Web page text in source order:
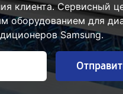
клиента. Сервисный
оборудованием для
Samsung.